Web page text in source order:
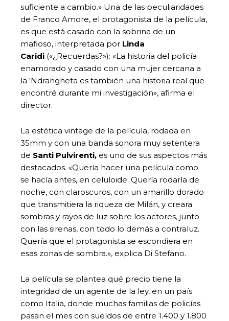
suficiente a cambio.» Una de las peculiaridades
de Franco Amore, el protagonista de la película,
es que está casado con la sobrina de un
mafioso, interpretada por Linda
Caridi («¿Recuerdas?»): «La historia del policía
enamorado y casado con una mujer cercana a
la ‘Ndrangheta es también una historia real que
encontré durante mi investigación», afirma el
director.
La estética vintage de la película, rodada en
35mm y con una banda sonora muy setentera
de Santi Pulvirenti, es uno de sus aspectos más
destacados. «Quería hacer una película como
se hacía antes, en celuloide. Quería rodarla de
noche, con claroscuros, con un amarillo dorado
que transmitiera la riqueza de Milán, y creara
sombras y rayos de luz sobre los actores, junto
con las sirenas, con todo lo demás a contraluz.
Quería que el protagonista se escondiera en
esas zonas de sombra.», explica Di Stefano.
La película se plantea qué precio tiene la
integridad de un agente de la ley, en un país
como Italia, donde muchas familias de policías
pasan el mes con sueldos de entre 1.400 y 1.800